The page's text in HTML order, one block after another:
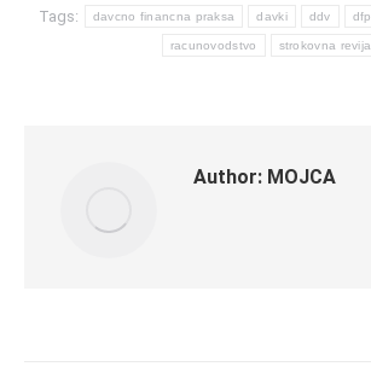
Tags: davcno financna praksa davki ddv dfp
racunovodstvo strokovna revija
Author: MOJCA